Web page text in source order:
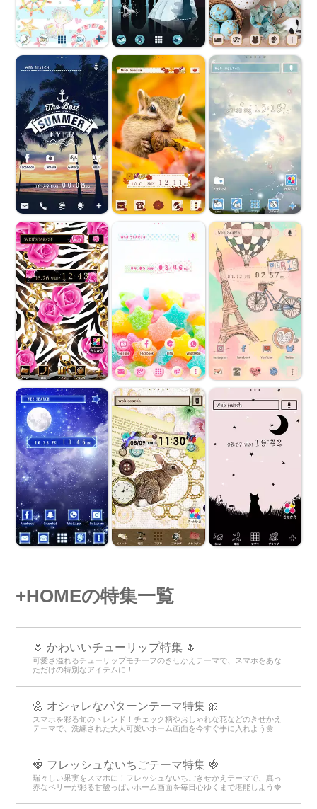
+HOMEの特集一覧
🌷 かわいいチューリップ特集 🌷
可愛さ溢れるチューリップモチーフのきせかえテーマで、スマホをあな
ただけの特別なアイテムに！
🌼 オシャレなパターンテーマ特集 🎀
スマホを彩る旬のトレンド！チェック柄やおしゃれな花などのきせかえ
テーマで、洗練された大人可愛いホーム画面を今すぐ手に入れよう🌼
🍓 フレッシュないちごテーマ特集 🍓
瑞々しい果実をスマホに！フレッシュないちごきせかえテーマで、真っ
赤なベリーが彩る甘酸っぱいホーム画面を毎日心ゆくまで堪能しよう🍓